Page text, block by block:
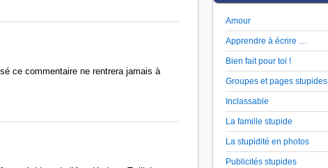
ce commentaire ne rentrera jamais à
Amour
Apprendre à écrire …
Bien fait pour toi !
Groupes et pages stupides
Inclassable
La famille stupide
La stupidité en photos
Publicités stupides